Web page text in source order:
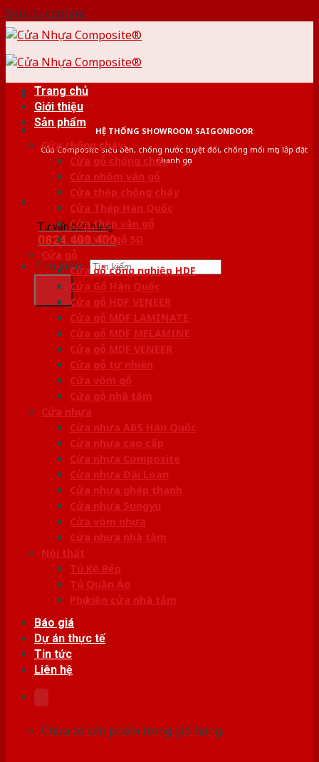
Skip to content
HỆ THỐNG SHOWROOM SAIGONDOOR
Cửa Composite siêu bền, chống nước tuyệt đối, chống mối mọt, lắp đặt
nhanh gọn
Tư vấn bán hàng
0824.400.400
Tìm kiếm:
Trang chủ
Giới thiệu
Sản phẩm
Cửa chống cháy
Cửa gỗ chống cháy
Cửa nhôm vân gỗ
Cửa thép chống cháy
Cửa Thép Hàn Quốc
Cửa thép vân gỗ
Cửa vân gỗ 5D
Cửa gỗ
Cửa gỗ công nghiệp HDF
Cửa Gỗ Hàn Quốc
Cửa gỗ HDF VENEER
Cửa gỗ MDF LAMINATE
Cửa gỗ MDF MELAMINE
Cửa gỗ MDF VENEER
Cửa gỗ tự nhiên
Cửa vòm gỗ
Cửa gỗ nhà tắm
Cửa nhựa
Cửa nhựa ABS Hàn Quốc
Cửa nhựa cao cấp
Cửa nhựa Composite
Cửa nhựa Đài Loan
Cửa nhựa ghép thanh
Cửa nhựa Sungyu
Cửa vòm nhựa
Cửa nhựa nhà tắm
Nội thất
Tủ Kệ Bếp
Tủ Quần Áo
Phụ kiện cửa nhà tắm
Báo giá
Dự án thực tế
Tin tức
Liên hệ
Chưa có sản phẩm trong giỏ hàng.